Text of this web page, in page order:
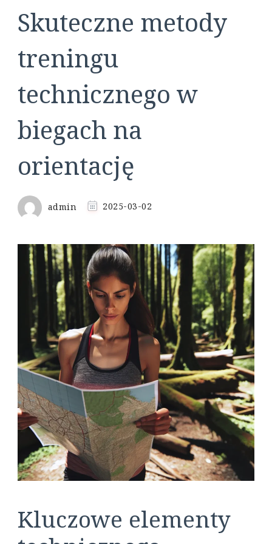
Skuteczne metody
treningu
technicznego w
biegach na
orientację
admin 2025-03-02
Kluczowe elementy